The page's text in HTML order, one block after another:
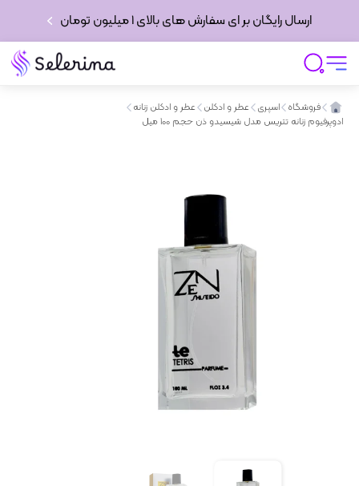
ارسال رایگان بر ای سفارش های بالای 1 میلیون تومان
فروشگاه اسپری عطر و ادکلن
عطر و ادکلن زنانه
ادوپرفیوم زنانه تتریس مدل شیسیدو ذن حجم 100 میل